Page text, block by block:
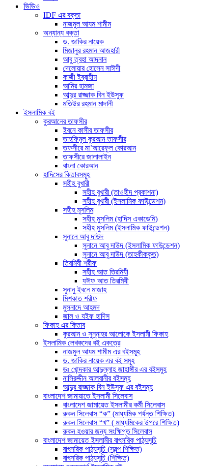
ভিডিও
IDF এর বক্তা
নাজমুল আযম শামীম
অন্যান্য বক্তা
ড. জাকির নায়েক
মিজানুর রহমান আজহারী
আবু ত্বহা আদনান
দেলোয়ার হোসেন সাঈদী
কাজী ইব্রাহীম
আমির হামজা
আব্দুর রাজ্জাক বিন ইউসুফ
মতিউর রহমান মাদানী
ইসলামিক বই
কুরআনের তাফসীর
ইবনে কাসীর তাফসীর
তাহফিমুল কুরআন তাফসীর
তফসীরে মা’আরেফুল কোরআন
তাফসীরে জালালাইন
বাংলা কোরআন
হাদিসের কিতাবসমূহ
সহীহ বুখারী
সহীহ বুখারী (তাওহীদ প্রকাশনা)
সহীহ বুখারী (ইসলামিক ফাউন্ডেশন)
সহীহ মুসলিম
সহীহ মুসলিম (হাদিস একাডেমি)
সহীহ মুসলিম (ইসলামিক ফাউন্ডেশন)
সুনানে আবু দাউদ
সুনানে আবু দাউদ (ইসলামিক ফাউন্ডেশন)
সুনানে আবু দাউদ (তাহকীককৃত)
তিরমিযী শরীফ
সহীহ আত তিরমিযী
যঈফ আত তিরমিযী
সুনানু ইবনে মাজাহ
মিশকাত শরীফ
মুসনাদে আহমদ
জাল ও যইফ হাদিস
ফিকাহ এর কিতাব
কুরআন ও সুন্নাহর আলোকে ইসলামী ফিকাহ
ইসলামিক লেখকদের বই একত্রে
নাজমুল আযম শামীম এর বইসমূহ
ড. জাকির নায়েক এর বই সমূহ
ডঃ খোন্দকার আব্দুল্লাহ জাহাঙ্গীর এর বইসমুহ
নাসিরুদ্দীন আলবানীর বইসমূহ
আব্দুর রাজ্জাক বিন ইউসুফ এর বইসমূহ
বাংলাদেশ জামায়াতে ইসলামী সিলেবাস
বাংলাদেশ জামায়েত ইসলামীর কর্মী সিলেবাস
রুকন সিলেবাস “ক” (মাধ্যমিক পর্যন্ত শিক্ষিত)
রুকন সিলেবাস “খ” ( মাধ্যমিকের উপরে শিক্ষিত)
রুকন হওয়ার জন্য সংক্ষিপ্ত সিলেবাস
বাংলাদেশ জামায়েত ইসলামীর বাৎসরিক পাঠ্যসূচি
বাৎসরিক পাঠ্যসূচি (স্বল্প শিক্ষিত)
বাৎসরিক পাঠ্যসূচি (শিক্ষিত)